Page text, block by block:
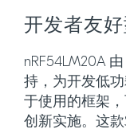
开发者友
nRF54LM20A
持，为开发低
于使用的框架
创新实施。这款